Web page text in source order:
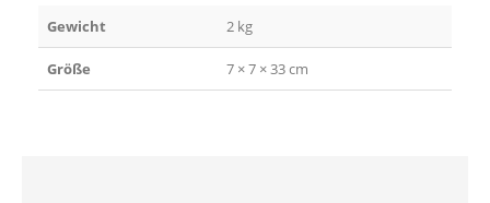
Gewicht 2 kg
Größe 7 × 7 × 33 cm